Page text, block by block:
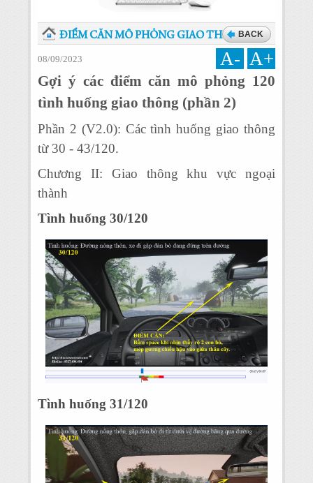
ĐIỂM CĂN MÔ PHỎNG GIAO THÔNGBACK
08/09/2023 A- A+
Gợi ý các điểm căn mô phỏng 120
tình huống giao thông (phần 2)
Phần 2 (V2.0): Các tình huống giao thông
từ 30 - 43/120.
Chương II: Giao thông khu vực ngoại
thành
Tình huống 30/120
Tình huống 31/120